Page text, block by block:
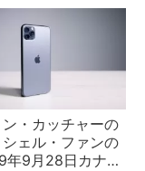
・カッチャーの
ェル・ファンの
年9月28日カナダ